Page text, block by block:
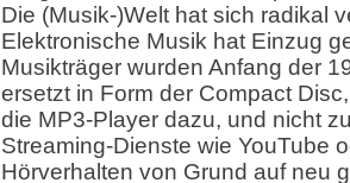
Die (Musik-)Welt hat sich radikal
Elektronische Musik hat Einzug
Musikträger wurden Anfang der
ersetzt in Form der Compact
die MP3-Player dazu, und nicht
Streaming-Dienste wie YouTube
Hörverhalten von Grund auf neu